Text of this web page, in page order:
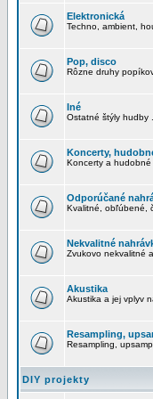
Elektronická
Techno, ambient,
Pop, disco
Rôzne druhy
Iné
Ostatné štýly hudby
Koncerty,
Koncerty a
Odporúčané
Kvalitné, obľúbené,
Nekvalitné
Zvukovo nekvalitné
Akustika
Akustika a jej vplyv
Resampling,
Resampling,
DIY projekty